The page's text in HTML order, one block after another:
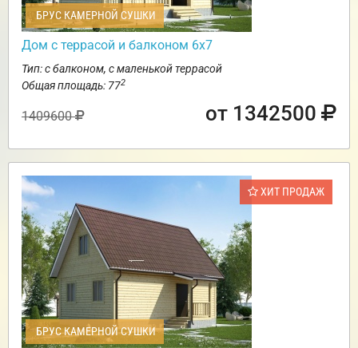
БРУС КАМЕРНОЙ СУШКИ
Дом с террасой и балконом 6х7
Тип: с балконом, с маленькой террасой
Общая площадь: 772
1409600 от 1342500
ХИТ ПРОДАЖ
БРУС КАМЕРНОЙ СУШКИ